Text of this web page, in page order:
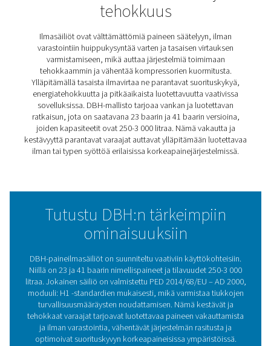
Korkeapaineisissa ilma- ja typpijärjestelmissä tasaisen
ilmavirtauksen ylläpitäminen ja luotettava varastointi
välttämättömiä sujuvan toiminnan kannalta. DBH-
paineilmasäiliöiden valikoima tarjoaa tarvittavan
puskurikapasiteetin paineen säätelyyn, vaihteluiden
ja jatkuvan syötön varmistamiseen, mikä auttaa
laitteita ja parantamaan tehokkuutta.
DBH-mallisto on suunniteltu tukemaan monenlaisia
sillä siihen on saatavana 23 baarin ja 41 baarin
sekä 250-3 000 litran kapasiteetteja. Nämä
lisätallennustilaa huippukysyntään tai vakaan
DBH-mallisto on suunniteltu kestämään pitkään. Se on
turvallisuuden ja suorituskyvyn korkeapaineisissa
Nämä vastaanottimet integroituvat saumattomasti
ja auttavat vähentämään kompressorien kuormitusta,
optimoimaan energiankulutuksen ja parantamaan
luotettavuutta.